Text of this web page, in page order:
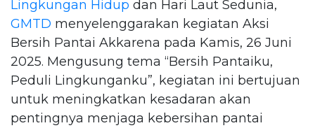
Lingkungan Hidup dan Hari Laut Sedunia,
GMTD menyelenggarakan kegiatan Aksi
Bersih Pantai Akkarena pada Kamis, 26 Juni
2025. Mengusung tema “Bersih Pantaiku,
Peduli Lingkunganku”, kegiatan ini bertujuan
untuk meningkatkan kesadaran akan
pentingnya menjaga kebersihan pantai